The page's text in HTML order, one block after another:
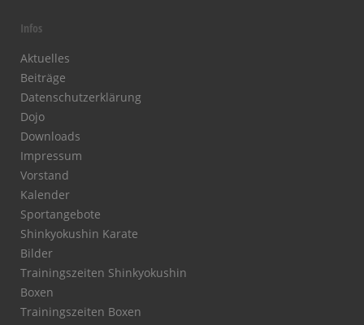
Infos
Aktuelles
Beiträge
Datenschutzerklärung
Dojo
Downloads
Impressum
Vorstand
Kalender
Sportangebote
Shinkyokushin Karate
Bilder
Trainingszeiten Shinkyokushin
Boxen
Trainingszeiten Boxen